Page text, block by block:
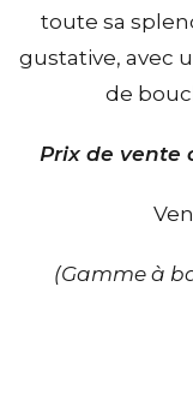
toute sa
gustative, avec
de
Prix de vente
(Gamme à